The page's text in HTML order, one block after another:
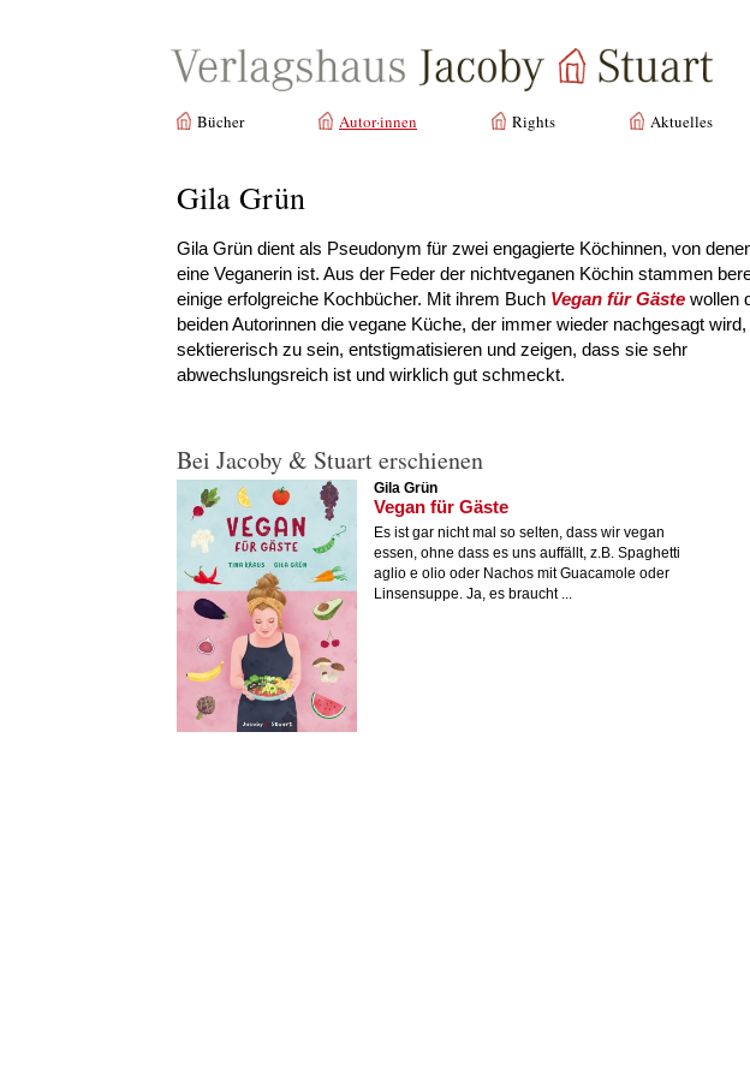
Bücher Autor·innen Rights Aktuelles
Gila Grün
Gila Grün dient als Pseudonym für zwei engagierte Köchinnen, von
eine Veganerin ist. Aus der Feder der nichtveganen Köchin stammen
einige erfolgreiche Kochbücher. Mit ihrem Buch Vegan für Gäste wollen
beiden Autorinnen die vegane Küche, der immer wieder nachgesagt wird,
sektiererisch zu sein, entstigmatisieren und zeigen, dass sie sehr
abwechslungsreich ist und wirklich gut schmeckt.
Bei Jacoby & Stuart erschienen
Gila Grün
Vegan für Gäste
Es ist gar nicht mal so selten, dass wir vegan
essen, ohne dass es uns auffällt, z.B. Spaghetti
aglio e olio oder Nachos mit Guacamole oder
Linsensuppe. Ja, es braucht ...